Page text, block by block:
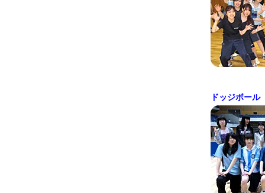
ドッジボール